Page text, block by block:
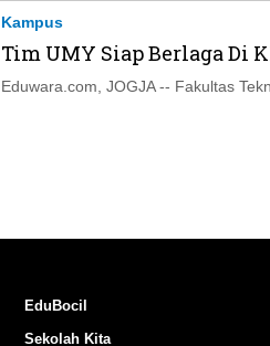
Kampus
Tim UMY Siap Berlaga Di
Eduwara.com, JOGJA -- Fakultas
EduBocil
Sekolah Kita